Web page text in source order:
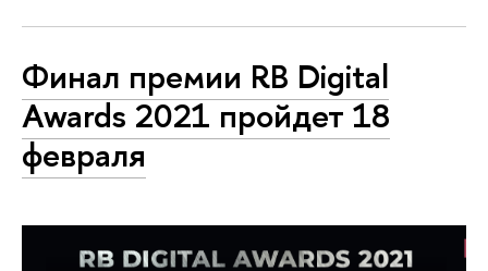
Финал премии RB Digital
Awards 2021 пройдет 18
февраля